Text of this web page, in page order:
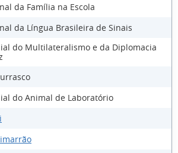
da Família na Escola
da Língua Brasileira de Sinais
do Multilateralismo e da Diplomacia
do Animal de Laboratório